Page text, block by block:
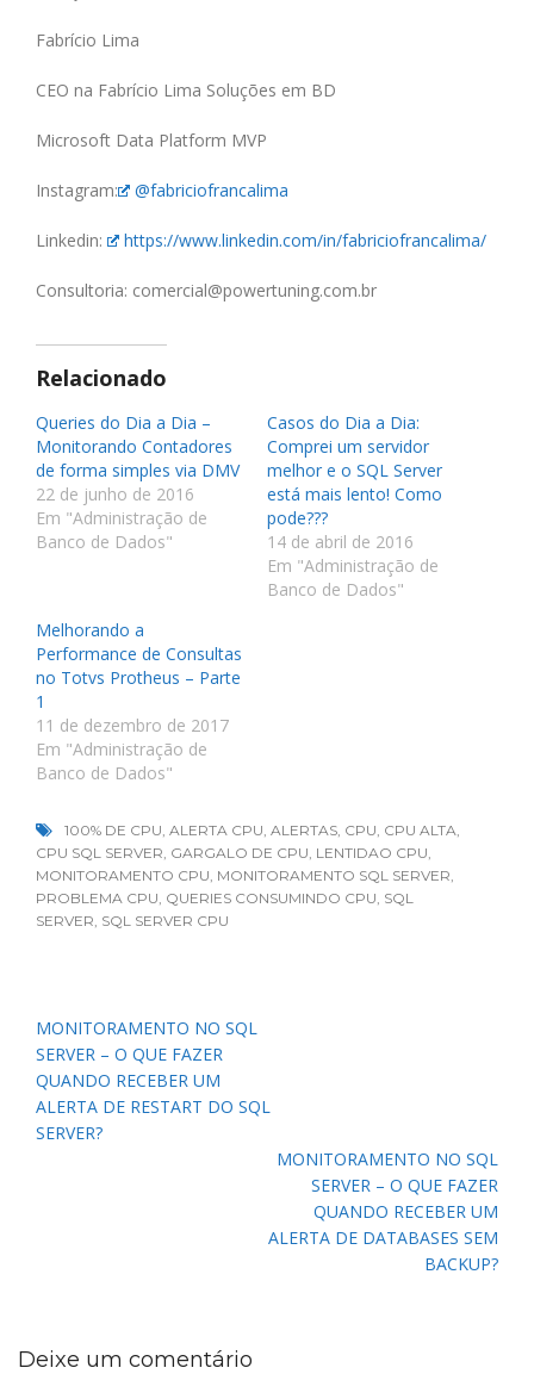
Fabrício Lima
CEO na Fabrício Lima Soluções em BD
Microsoft Data Platform MVP
Instagram: @fabriciofrancalima
Linkedin: https://www.linkedin.com/in/fabriciofrancalima/
Consultoria: comercial@powertuning.com.br
Relacionado
Queries do Dia a Dia –
Monitorando Contadores
de forma simples via DMV
22 de junho de 2016
Em "Administração de
Banco de Dados"
Casos do Dia a Dia:
Comprei um servidor
melhor e o SQL Server
está mais lento! Como
pode???
14 de abril de 2016
Em "Administração de
Banco de Dados"
Melhorando a
Performance de Consultas
no Totvs Protheus – Parte
1
11 de dezembro de 2017
Em "Administração de
Banco de Dados"
100% DE CPU ALERTA CPU ALERTAS CPU CPU ALTA
CPU SQL SERVER GARGALO DE CPU LENTIDAO CPU
MONITORAMENTO CPU MONITORAMENTO SQL SERVER
PROBLEMA CPU QUERIES CONSUMINDO CPU SQL
SERVER SQL SERVER CPU
Navegação
de
Post
MONITORAMENTO NO SQL
SERVER – O QUE FAZER
QUANDO RECEBER UM
ALERTA DE RESTART DO SQL
SERVER?
MONITORAMENTO NO SQL
SERVER – O QUE FAZER
QUANDO RECEBER UM
ALERTA DE DATABASES SEM
BACKUP?
Deixe um comentário